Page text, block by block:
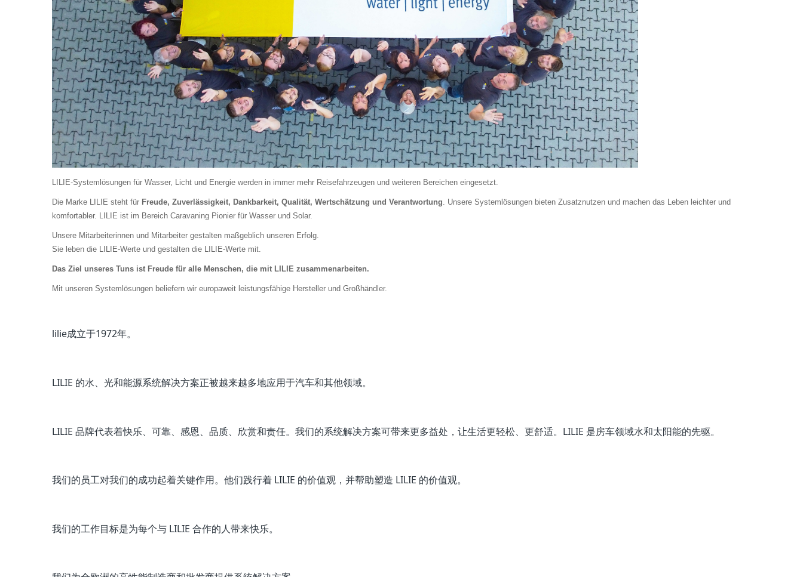
LILIE-Systemlösungen für Wasser, Licht und Energie werden in immer mehr Reisefahrzeugen und weiteren Bereichen eingesetzt.
Die Marke LILIE steht für Freude, Zuverlässigkeit, Dankbarkeit, Qualität, Wertschätzung und Verantwortung . Unsere Systemlösungen bieten Zusatznutzen und machen das Leben leichter und
komfortabler. LILIE ist im Bereich Caravaning Pionier für Wasser und Solar.
Unsere Mitarbeiterinnen und Mitarbeiter gestalten maßgeblich unseren Erfolg.
Sie leben die LILIE-Werte und gestalten die LILIE-Werte mit.
Das Ziel unseres Tuns ist Freude für alle Menschen, die mit LILIE zusammenarbeiten.
Mit unseren Systemlösungen beliefern wir europaweit leistungsfähige Hersteller und Großhändler.
lilie成立于1972年。
LILIE 的水、光和能源系统解决方案正被越来越多地应用于汽车和其他领域。
LILIE 品牌代表着快乐、可靠、感恩、品质、欣赏和责任。我们的系统解决方案可带来更多益处，让生活更轻松、更舒适。LILIE 是房车领域水和太阳能的先驱。
我们的员工对我们的成功起着关键作用。 他们践行着 LILIE 的价值观，并帮助塑造 LILIE 的价值观。
我们的工作目标是为每个与 LILIE 合作的人带来快乐。